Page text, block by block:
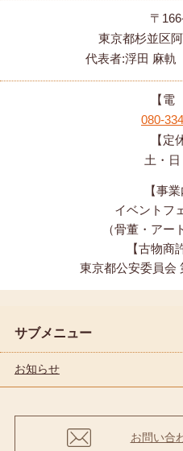
〒
東京都杉並区
代表者:浮田 麻軌
【電
080-
【定
土・日
【事
イベントフ
（骨董・アー
【古物商
東京都公安委員会
サブメニュー
お知らせ
お問い合